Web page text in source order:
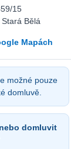
15
Bělá
Mapách
možné pouze
domluvě.
domluvit